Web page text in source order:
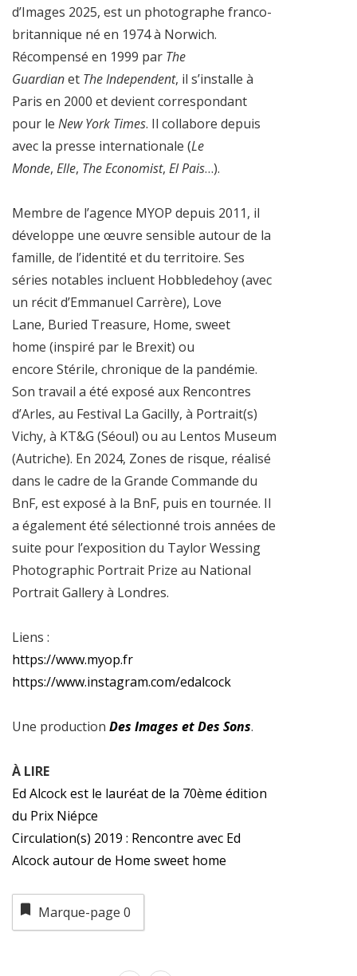
d’Images 2025, est un photographe franco-
britannique né en 1974 à Norwich.
Récompensé en 1999 par The
Guardianet The Independent, il s’installe à
Paris en 2000 et devient correspondant
pour le New York Times. Il collabore depuis
avec la presse internationale (Le
Monde, Elle, The Economist, El Pais…).
Membre de l’agence MYOP depuis 2011, il
développe une œuvre sensible autour de la
famille, de l’identité et du territoire. Ses
séries notables incluent Hobbledehoy (avec
un récit d’Emmanuel Carrère), Love
Lane, Buried Treasure, Home, sweet
home (inspiré par le Brexit) ou
encore Stérile, chronique de la pandémie.
Son travail a été exposé aux Rencontres
d’Arles, au Festival La Gacilly, à Portrait(s)
Vichy, à KT&G (Séoul) ou au Lentos Museum
(Autriche). En 2024, Zones de risque, réalisé
dans le cadre de la Grande Commande du
BnF, est exposé à la BnF, puis en tournée. Il
a également été sélectionné trois années de
suite pour l’exposition du Taylor Wessing
Photographic Portrait Prize au National
Portrait Gallery à Londres.
Liens :
https://www.myop.fr
https://www.instagram.com/edalcock
Une production Des Images et Des Sons.
À LIRE
Ed Alcock est le lauréat de la 70ème édition
du Prix Niépce
Circulation(s) 2019 : Rencontre avec Ed
Alcock autour de Home sweet home
Marque-page 0